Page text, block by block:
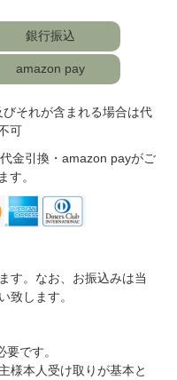
銀行振込
amazon pay
それが含まれる場合は代
可
金引換・amazon payがご
す。
す。なお、お振込みは当
致します。
です。
様本人受け取りが基本と